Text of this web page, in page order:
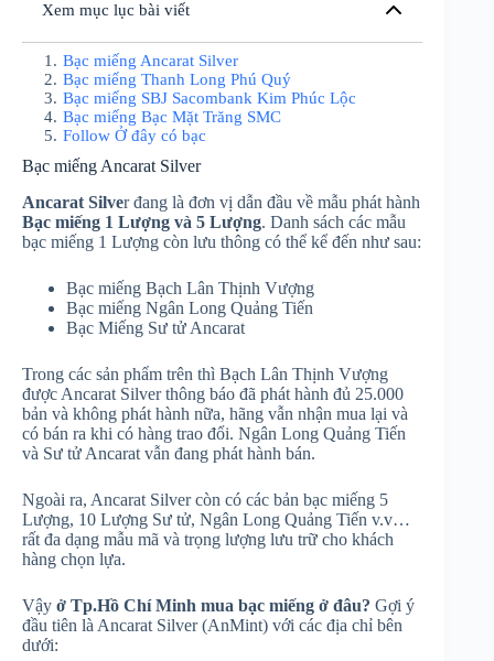
Xem mục lục bài viết
1 . Bạc miếng Ancarat Silver
2. Bạc miếng Thanh Long Phú Quý
3. Bạc miếng SBJ Sacombank Kim Phúc Lộc
4. Bạc miếng Bạc Mặt Trăng SMC
5. Follow Ở đây có bạc
Bạc miếng Ancarat Silver
Ancarat Silver đang là đơn vị dẫn đầu về mẫu phát hành
Bạc miếng 1 Lượng và 5 Lượng. Danh sách các mẫu
bạc miếng 1 Lượng còn lưu thông có thể kể đến như sau:
Bạc miếng Bạch Lân Thịnh Vượng
Bạc miếng Ngân Long Quảng Tiến
Bạc Miếng Sư tử Ancarat
Trong các sản phẩm trên thì Bạch Lân Thịnh Vượng
được Ancarat Silver thông báo đã phát hành đủ 25.000
bản và không phát hành nữa, hãng vẫn nhận mua lại và
có bán ra khi có hàng trao đổi. Ngân Long Quảng Tiến
và Sư tử Ancarat vẫn đang phát hành bán.
Ngoài ra, Ancarat Silver còn có các bản bạc miếng 5
Lượng, 10 Lượng Sư tử, Ngân Long Quảng Tiến v.v…
rất đa dạng mẫu mã và trọng lượng lưu trữ cho khách
hàng chọn lựa.
Vậy ở Tp.Hồ Chí Minh mua bạc miếng ở đâu? Gợi ý
đầu tiên là Ancarat Silver (AnMint) với các địa chỉ bên
dưới: